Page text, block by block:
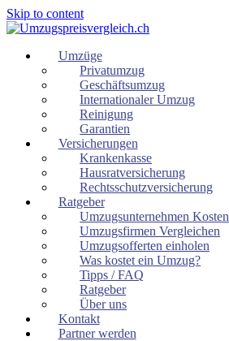
Skip to content
Umzüge
Privatumzug
Geschäftsumzug
Internationaler Umzug
Reinigung
Garantien
Versicherungen
Krankenkasse
Hausratversicherung
Rechtsschutzversicherung
Ratgeber
Umzugsunternehmen Kosten
Umzugsfirmen Vergleichen
Umzugsofferten einholen
Was kostet ein Umzug?
Tipps / FAQ
Ratgeber
Über uns
Kontakt
Partner werden